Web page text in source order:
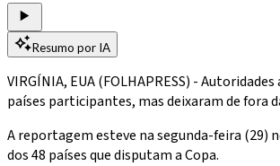
Resumo por IA
VIRGÍNIA, EUA (FOLHAPRESS) -
países participantes, mas deixaram de fora
A reportagem esteve na segunda-feira (29)
dos 48 países que disputam a Copa.